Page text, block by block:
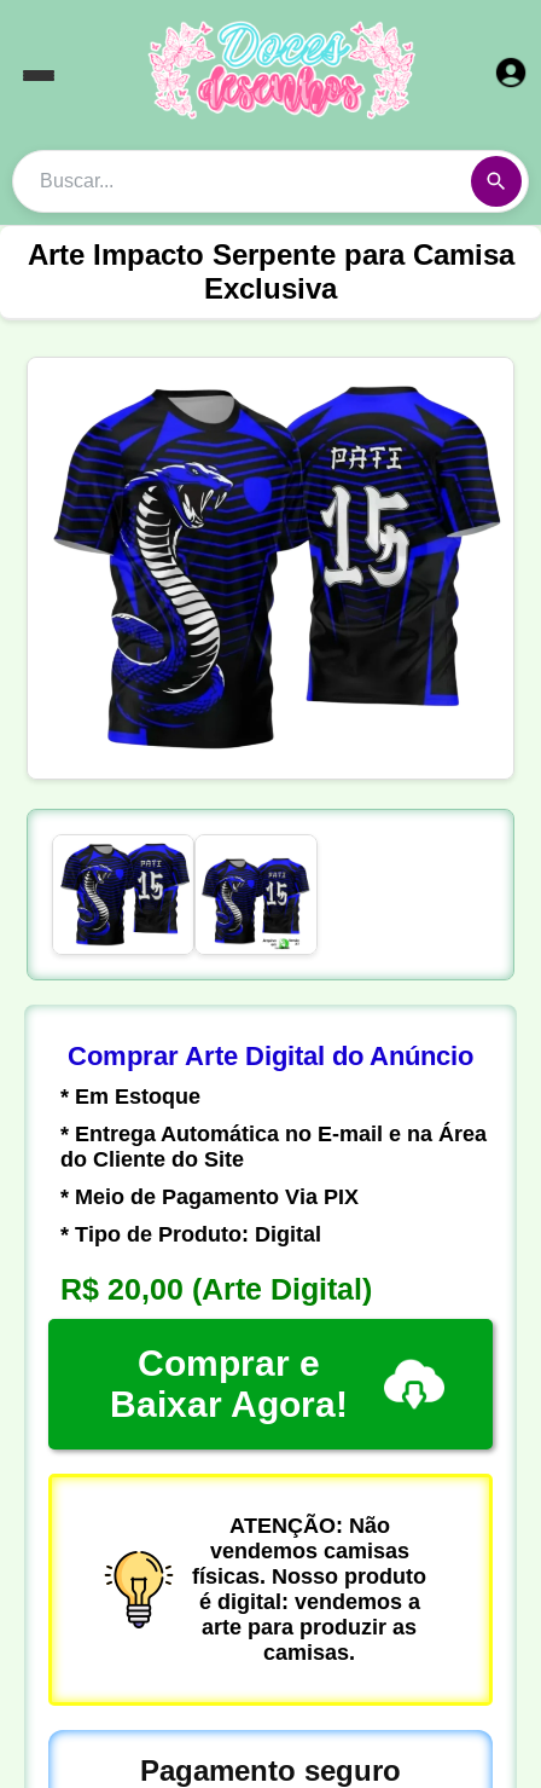
Arte Impacto Serpente para Camisa
Exclusiva
Comprar Arte Digital do Anúncio
* Em Estoque
* Entrega Automática no E-mail e na Área
do Cliente do Site
* Meio de Pagamento Via PIX
* Tipo de Produto: Digital
R$ 20,00 (Arte Digital)
Comprar e
Baixar Agora!
ATENÇÃO: Não
vendemos camisas
físicas. Nosso produto
é digital: vendemos a
arte para produzir as
camisas.
Pagamento seguro